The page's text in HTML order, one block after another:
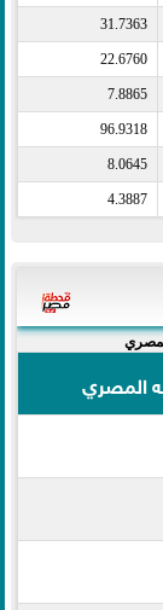
31.7363
22.6760
7.8865
96.9318
8.0645
4.3887
المصري